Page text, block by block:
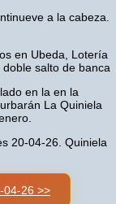
a la cabeza.
en Ubeda, Lotería
salto de banca
en la en la
La Quiniela
20-04-26. Quiniela
04-26 >>